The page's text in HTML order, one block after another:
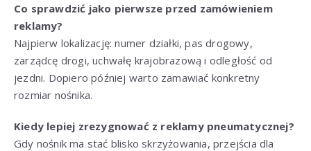
Co sprawdzić jako pierwsze przed zamówieniem
reklamy?
Najpierw lokalizację: numer działki, pas drogowy,
zarządcę drogi, uchwałę krajobrazową i odległość od
jezdni. Dopiero później warto zamawiać konkretny
rozmiar nośnika.
Kiedy lepiej zrezygnować z reklamy pneumatycznej?
Gdy nośnik ma stać blisko skrzyżowania, przejścia dla